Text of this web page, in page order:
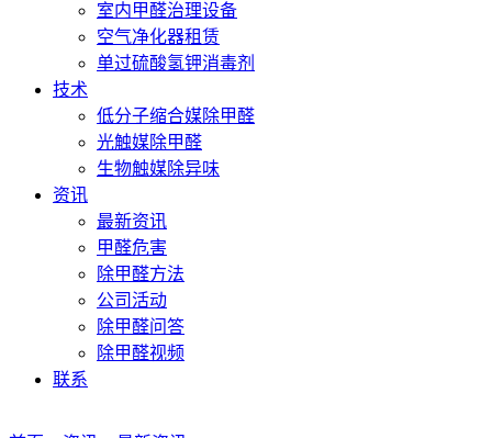
室内甲醛治理设备
空气净化器租赁
单过硫酸氢钾消毒剂
技术
低分子缩合媒除甲醛
光触媒除甲醛
生物触媒除异味
资讯
最新资讯
甲醛危害
除甲醛方法
公司活动
除甲醛问答
除甲醛视频
联系